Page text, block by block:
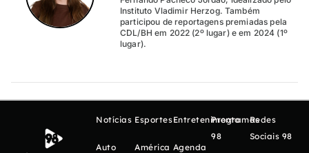
Instituto Vladimir Herzog. Também
participou de reportagens premiadas pela
CDL/BH em 2022 (2º lugar) e em 2024 (1º
lugar).
Notícias
Auto
Esportes
América
Entretenimento
Agenda
Programas
98
Redes
Sociais 98